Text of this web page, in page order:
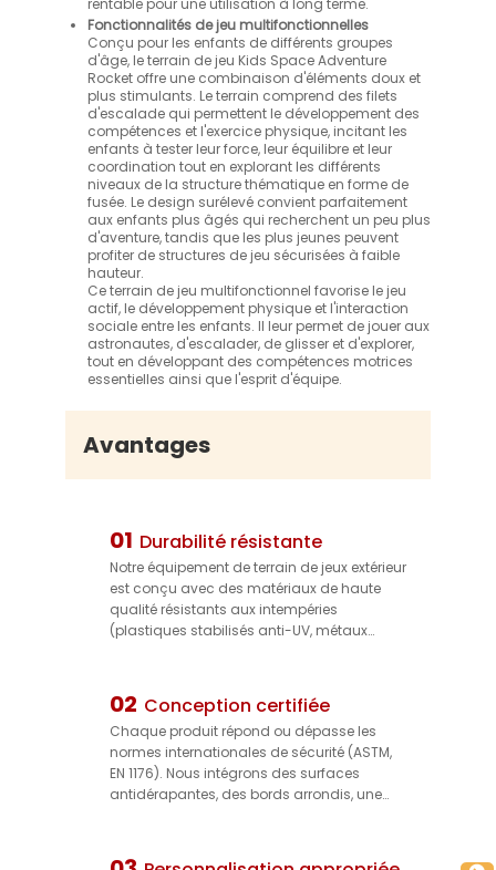
rentable pour une utilisation à long terme.
Fonctionnalités de jeu multifonctionnelles
Conçu pour les enfants de différents groupes
d'âge, le terrain de jeu Kids Space Adventure
Rocket offre une combinaison d'éléments doux et
plus stimulants. Le terrain comprend des filets
d'escalade qui permettent le développement des
compétences et l'exercice physique, incitant les
enfants à tester leur force, leur équilibre et leur
coordination tout en explorant les différents
niveaux de la structure thématique en forme de
fusée. Le design surélevé convient parfaitement
aux enfants plus âgés qui recherchent un peu plus
d'aventure, tandis que les plus jeunes peuvent
profiter de structures de jeu sécurisées à faible
hauteur.
Ce terrain de jeu multifonctionnel favorise le jeu
actif, le développement physique et l'interaction
sociale entre les enfants. Il leur permet de jouer aux
astronautes, d'escalader, de glisser et d'explorer,
tout en développant des compétences motrices
essentielles ainsi que l'esprit d'équipe.
Avantages
01 Durabilité résistante
Notre équipement de terrain de jeux extérieur
est conçu avec des matériaux de haute
qualité résistants aux intempéries
(plastiques stabilisés anti-UV, métaux
fortes pluies et aux fluctuations de
température. Il conserve son intégrité
structurelle et ses couleurs vives pendant
des années, réduisant ainsi les coûts de
remplacement et garantissant une
utilisation durable.
02 Conception certifiée
Chaque produit répond ou dépasse les
normes internationales de sécurité (ASTM,
EN 1176). Nous intégrons des surfaces
antidérapantes, des bords arrondis, une
sécurisés afin de minimiser les risques de